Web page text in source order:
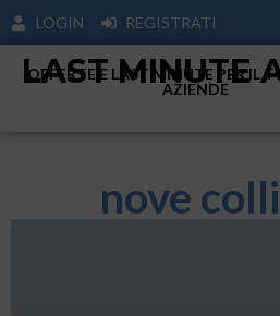
LOGIN REGISTRATI
LAST MINUTE
OFFERTE E LAST MINUTE PER IL
AZIENDE
nove